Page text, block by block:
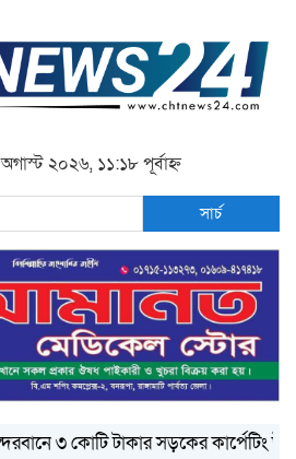
২০২৬, ১১:১৮ পূর্বাহ্ন
সার্চ
৩ কোটি টাকার সড়কের কার্পেটিং উঠে যাচ্ছে